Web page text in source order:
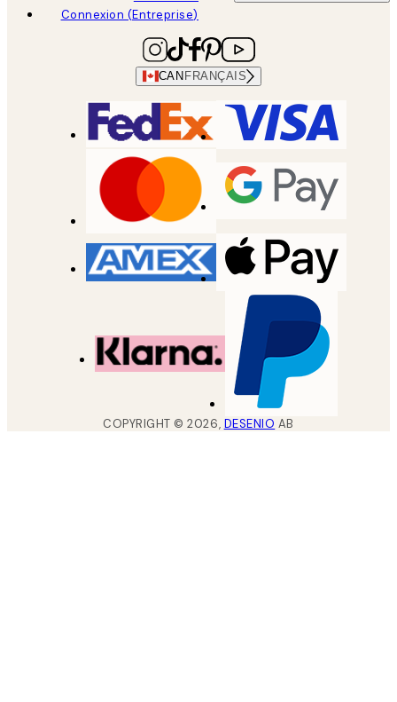
Connexion (Entreprise)
CAN FRANÇAIS
COPYRIGHT ©2026, DESENIO AB